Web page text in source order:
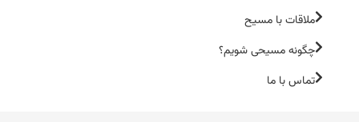
ملاقات با مسیح
چگونه مسیحی شویم؟
تماس با ما